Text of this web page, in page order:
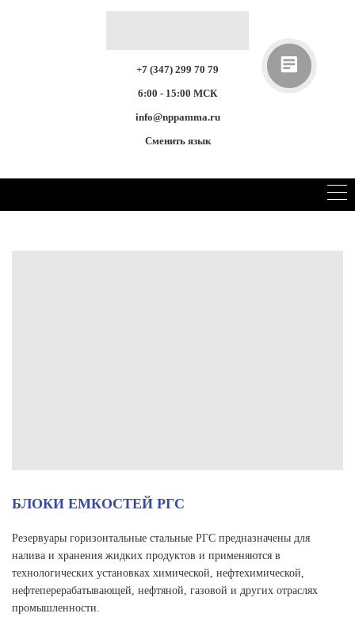
+7 (347) 299 70 79
6:00 - 15:00 МСК
info@nppamma.ru
Сменить язык
БЛОКИ ЕМКОСТЕЙ РГС
Резервуары горизонтальные стальные РГС предназначены для
налива и хранения жидких продуктов и применяются в
технологических установках химической, нефтехимической,
нефтеперерабатывающей, нефтяной, газовой и других отраслях
промышленности.